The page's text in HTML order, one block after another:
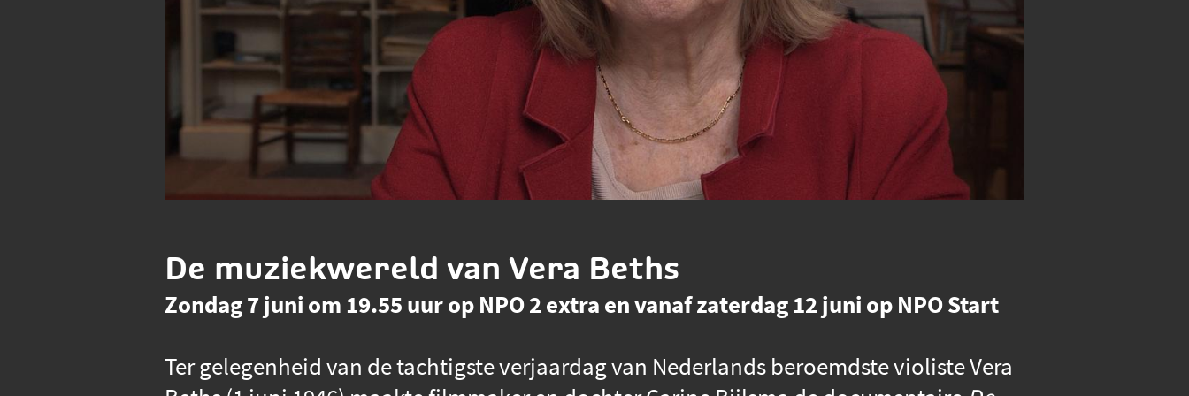
De muziekwereld van Vera Beths
Zondag 7 juni om 19.55 uur op NPO 2 extra en vanaf zaterdag 12 juni op NPO Start
Ter gelegenheid van de tachtigste verjaardag van Nederlands beroemdste violiste Vera